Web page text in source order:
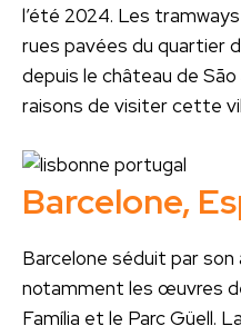
l’été 2024. Les
rues pavées du quartier
depuis le château de
raisons de visiter cette
Barcelone,
Barcelone séduit par
notamment les œuvres
Família et le Parc Güell.